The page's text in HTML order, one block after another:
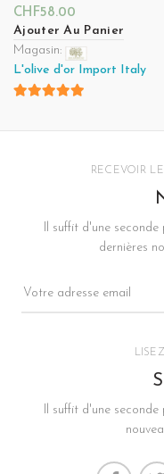
CHF58.00
Ajouter Au Panier
Magasin:
L'olive d'or Import Italy
RECEVOIR
Il suffit d'une
dernières
Il suffit d'une